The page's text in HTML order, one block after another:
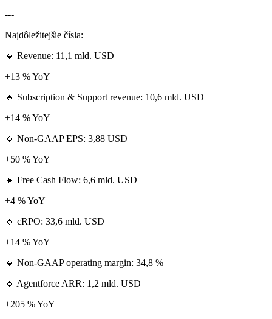
---
Najdôležitejšie čísla:
🔹 Revenue: 11,1 mld. USD
+13 % YoY
🔹 Subscription & Support revenue: 10,6 mld. USD
+14 % YoY
🔹 Non-GAAP EPS: 3,88 USD
+50 % YoY
🔹 Free Cash Flow: 6,6 mld. USD
+4 % YoY
🔹 cRPO: 33,6 mld. USD
+14 % YoY
🔹 Non-GAAP operating margin: 34,8 %
🔹 Agentforce ARR: 1,2 mld. USD
+205 % YoY